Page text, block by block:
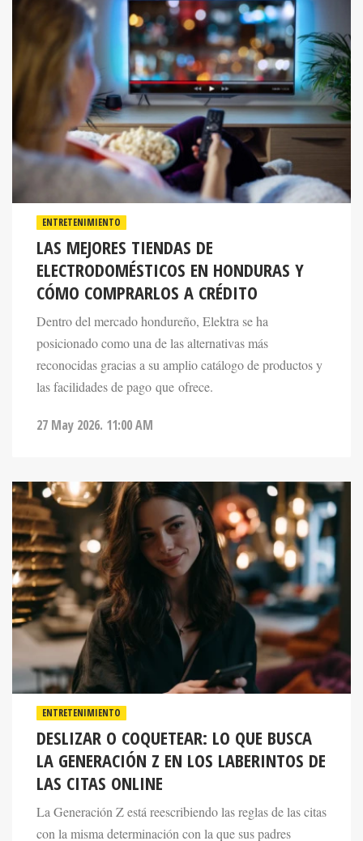
LAS MEJORES TIENDAS DE
ELECTRODOMÉSTICOS EN HONDURAS Y
CÓMO COMPRARLOS A CRÉDITO
Dentro del mercado hondureño, Elektra se ha
posicionado como una de las alternativas más
reconocidas gracias a su amplio catálogo de productos y
las facilidades de pago que ofrece.
ENTRETENIMIENTO
DESLIZAR O COQUETEAR: LO QUE BUSCA
LA GENERACIÓN Z EN LOS LABERINTOS DE
LAS CITAS ONLINE
La Generación Z está reescribiendo las reglas de las citas
con la misma determinación con la que sus padres
reescribieron en su día las reglas del matrimonio.